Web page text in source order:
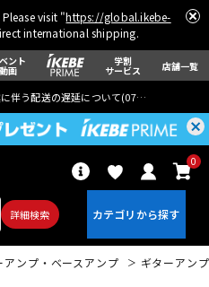
Please visit "https://global.ikebe-
international shipping.
ント
動画
学割
サービス 店舗一覧
伴う配送の遅延について(07月29日
詳細検索
0
アンプ・ベースアンプ ギターアンプ